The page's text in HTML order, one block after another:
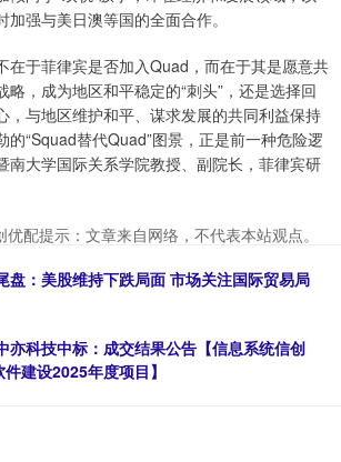
强与美日澳等国的全面合作。
在于菲律宾是否加入Quad，而在于其是愿意共
略，成为地区和平稳定的“刺头”，还是选择回
，与地区维护和平、谋求发展的共同利益保持
的“Squad替代Quad”图景，正是前一种危险逻
南大学国际关系学院教授、副院长，菲律宾研
优配提示：文章来自网络，不代表本站观点。
盘：美股维持下跌局面 市场关注国际贸易局
亦科技中标：成交结果公告【信息系统信创
建设2025年度项目】